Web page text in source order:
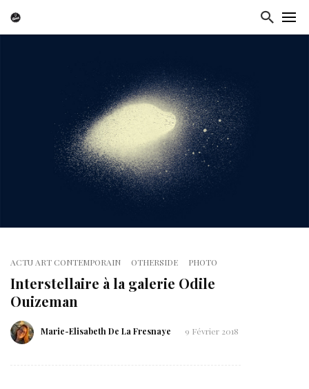
ACTU ART CONTEMPORAIN OTHERSIDE PHOTO
Interstellaire à la galerie Odile
Ouizeman
Marie-Elisabeth De La Fresnaye 9 Février 2018